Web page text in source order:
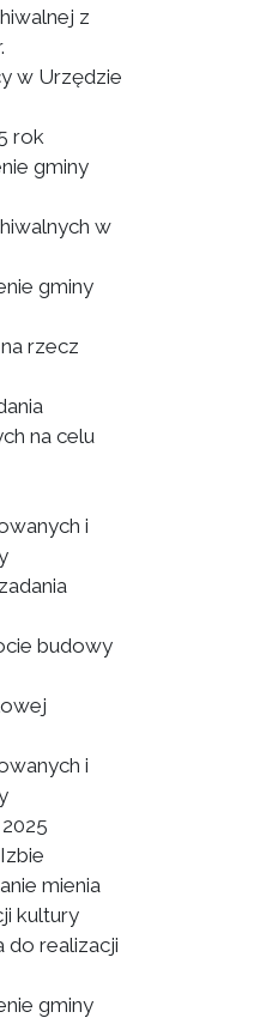
z
w Urzędzie
rok
gminy
w
gminy
rzecz
na celu
i
budowy
i
mienia
kultury
do realizacji
gminy